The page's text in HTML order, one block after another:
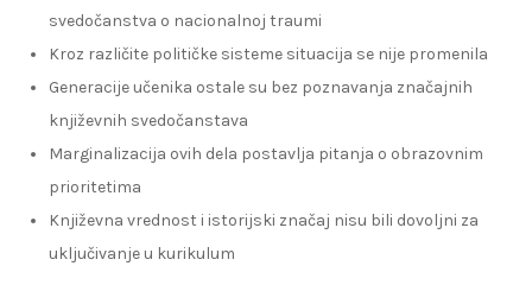
svedočanstva o nacionalnoj traumi
Kroz različite političke sisteme situacija se nije promenila
Generacije učenika ostale su bez poznavanja značajnih
književnih svedočanstava
Marginalizacija ovih dela postavlja pitanja o obrazovnim
prioritetima
Književna vrednost i istorijski značaj nisu bili dovoljni za
uključivanje u kurikulum